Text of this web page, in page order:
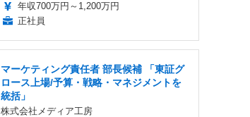
年収700万円～1,200万円
正社員
マーケティング責任者 部長候補 「東証グ
ロース上場/予算・戦略・マネジメントを
統括」
株式会社メディア工房